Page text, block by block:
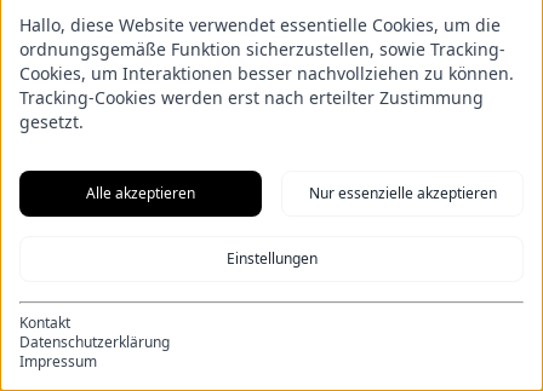
Für weitere Informationen und bei Interesse stehen euch unsere
Verkäufer gerne zur Verfügung.?
News
Kontakt
Impressum
Allgemeine Geschäftsbedingungen
© Fricke Landmaschinen GmbH 2026
Hallo, diese Website verwendet essentielle Cookies, um die
ordnungsgemäße Funktion sicherzustellen, sowie Tracking-
Cookies, um Interaktionen besser nachvollziehen zu können.
Tracking-Cookies werden erst nach erteilter Zustimmung
gesetzt.
Alle akzeptieren Nur essenzielle akzeptieren
Einstellungen
Kontakt
Datenschutzerklärung
Impressum